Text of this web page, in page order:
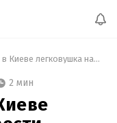
Летел метров 20: в Киеве легковушка на скорости снесла мопед – видео 18+
2 мин